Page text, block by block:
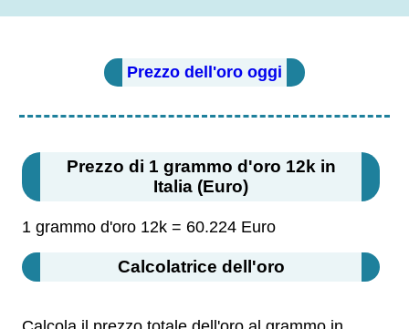
Prezzo dell'oro oggi
Prezzo di 1 grammo d'oro 12k in
Italia (Euro)
1 grammo d'oro 12k = 60.224 Euro
Calcolatrice dell'oro